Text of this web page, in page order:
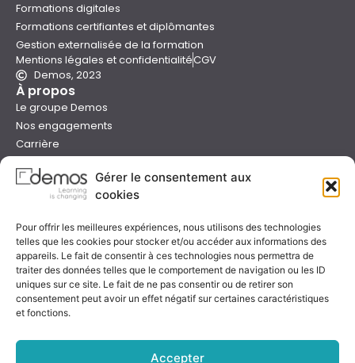
Gérer le consentement aux
cookies
Pour offrir les meilleures expériences, nous utilisons des technologies
telles que les cookies pour stocker et/ou accéder aux informations des
appareils. Le fait de consentir à ces technologies nous permettra de
traiter des données telles que le comportement de navigation ou les ID
uniques sur ce site. Le fait de ne pas consentir ou de retirer son
consentement peut avoir un effet négatif sur certaines caractéristiques
et fonctions.
Accepter
Formations digitales
Formations certifiantes et diplômantes
Gestion externalisée de la formation
Mentions légales et confidentialitéCGV
Demos, 2023
À propos
Le groupe Demos
Nos engagements
Carrière
Presse
Catalogues
Aide
Nous contacter
Nous trouver
Préparer sa formation
Sessions garanties
Qualité & certification